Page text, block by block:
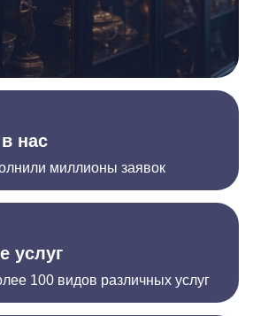
нас
миллионы заявок
услуг
100 видов различных услуг